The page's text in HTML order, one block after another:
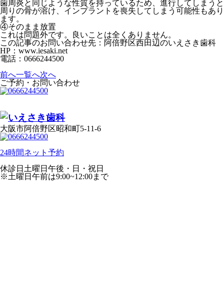
歯周炎と同じような性質を持っているため、進行してしまうと
周りの骨が溶け、インプラントを喪失してしまう可能性もあり
ます。
④そのまま放置
これは問題外です。良いことは全くありません。
この記事のお問い合わせ先：阿倍野区西田辺のいえさき歯科
HP：www.iesaki.net
電話：0666244500
前へ一覧へ次へ
ご予約・お問い合わせ
大阪市阿倍野区昭和町5-11-6
24時間ネット予約
休診日 土曜日午後・日・祝日
※土曜日午前は9:00~12:00まで